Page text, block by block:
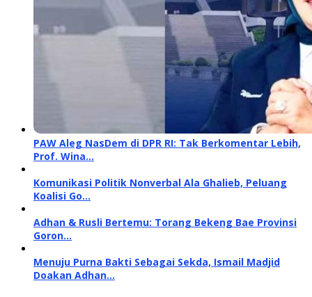
PAW Aleg NasDem di DPR RI: Tak Berkomentar Lebih,
Prof. Wina…
Komunikasi Politik Nonverbal Ala Ghalieb, Peluang
Koalisi Go…
Adhan & Rusli Bertemu: Torang Bekeng Bae Provinsi
Goron…
Menuju Purna Bakti Sebagai Sekda, Ismail Madjid
Doakan Adhan…